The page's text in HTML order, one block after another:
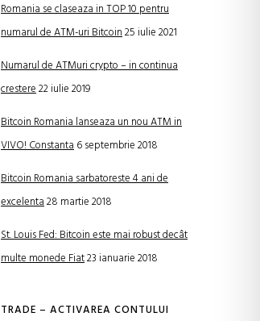
Romania se claseaza in TOP 10 pentru
numarul de ATM-uri Bitcoin25 iulie 2021
Numarul de ATMuri crypto – in continua
crestere22 iulie 2019
Bitcoin Romania lanseaza un nou ATM in
VIVO! Constanta6 septembrie 2018
Bitcoin Romania sarbatoreste 4 ani de
excelenta28 martie 2018
St. Louis Fed: Bitcoin este mai robust decât
multe monede Fiat23 ianuarie 2018
TRADE – ACTIVAREA CONTULUI